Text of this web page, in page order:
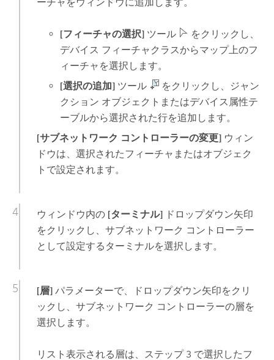
[フィーチャの選択] ツール
をクリックし、
デバイス フィーチャクラスからマップ上のフ
ィーチャを選択します。
[選択の追加] ツール
をクリックし、ジャン
クション オブジェクトまたはデバイス属性テ
ーブルから選択された行を追加します。
[サブネットワーク コントローラーの変更]ウィン
ドウは、選択されたフィーチャまたはオブジェク
トで設定されます。
ウィンドウ内の [ターミナル]ドロップダウン矢印
をクリックし、サブネットワーク コントローラー
として設定するターミナルを選択します。
[層]パラメーターで、ドロップダウン矢印をクリ
ックし、サブネットワーク コントローラーの層を
選択します。
リスト表示される層は、ステップ 3 で選択したフ